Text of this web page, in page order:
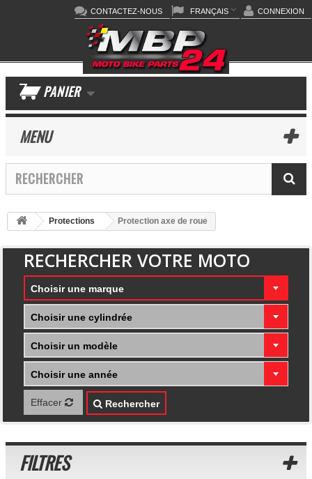
CONNEXION
FRANÇAIS
CONTACTEZ-NOUS
PANIER
MENU
Protections Protection axe de roue
RECHERCHER VOTRE MOTO
Choisir une marque
Choisir une cylindrée
Choisir un modèle
Choisir une année
Effacer Rechercher
FILTRES